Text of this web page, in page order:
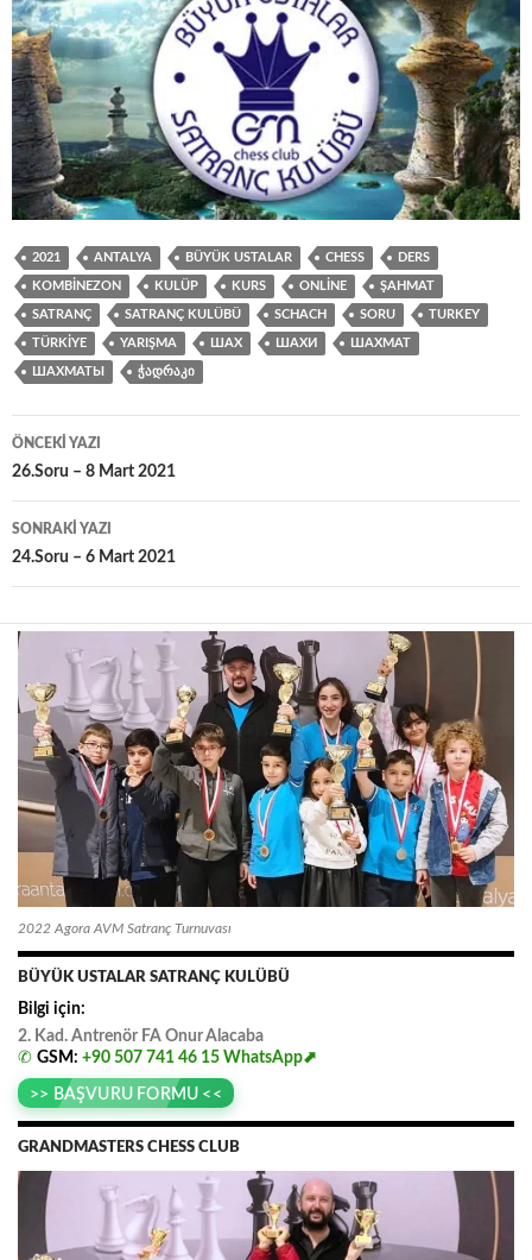
2021 ANTALYA BÜYÜK USTALAR CHESS DERS
KOMBINEZON KULÜP KURS ONLINE ŞAHMAT
SATRANÇ SATRANÇ KULÜBÜ SCHACH SORU TURKEY
TÜRKIYE YARIŞMA ШАХ ШАХИ ШАХМАТ
ШАХМАТЫ ᲭᲐᲓᲠᲐᲙᲘ
Yazı
dolaşımı
ÖNCEKI YAZI
26.Soru – 8 Mart 2021
SONRAKI YAZI
24.Soru – 6 Mart 2021
2022 Agora AVM Satranç Turnuvası
BÜYÜK USTALAR SATRANÇ KULÜBÜ
Bilgi için:
2. Kad. Antrenör FA Onur.Alacaba
✆ GSM: +90 507 741 46 15 WhatsApp⬈
>> BAŞVURU FORMU <<
GRANDMASTERS CHESS CLUB